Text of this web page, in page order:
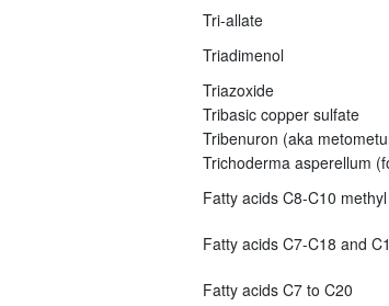
Tri-allate
Triadimenol
Triazoxide
Tribasic copper sulfate
Tribenuron (aka
Trichoderma asperellum
Fatty acids C8-C10
Fatty acids C7-C18 and
Fatty acids C7 to C20